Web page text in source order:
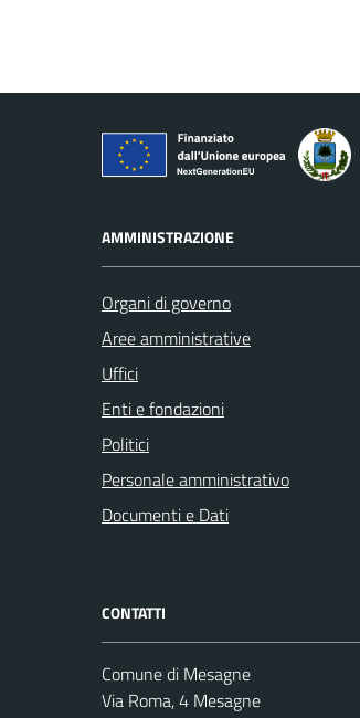
AMMINISTRAZIONE
Organi di governo
Aree amministrative
Uffici
Enti e fondazioni
Politici
Personale amministrativo
Documenti e Dati
CONTATTI
Comune di Mesagne
Via Roma, 4 Mesagne